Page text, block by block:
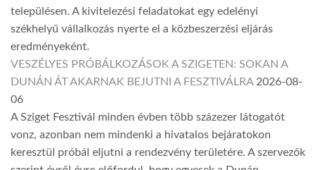
településen. A kivitelezési feladatokat egy edelényi
székhelyű vállalkozás nyerte el a közbeszerzési eljárás
eredményeként.
VESZÉLYES PRÓBÁLKOZÁSOK A SZIGETEN: SOKAN A
DUNÁN ÁT AKARNAK BEJUTNI A FESZTIVÁLRA 2026-08-
06
A Sziget Fesztivál minden évben több százezer látogatót
vonz, azonban nem mindenki a hivatalos bejáratokon
keresztül próbál eljutni a rendezvény területére. A szervezők